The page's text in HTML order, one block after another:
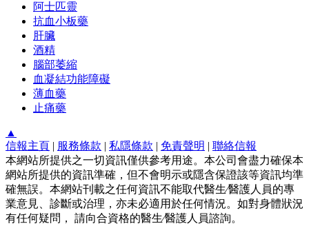
阿士匹靈
抗血小板藥
肝臟
酒精
腦部萎縮
血凝結功能障礙
薄血藥
止痛藥
▲
信報主頁 | 服務條款 | 私隱條款 | 免責聲明 | 聯絡信報
本網站所提供之一切資訊僅供參考用途。本公司會盡力確保本
網站所提供的資訊準確，但不會明示或隱含保證該等資訊均準
確無誤。本網站刊載之任何資訊不能取代醫生∕醫護人員的專
業意見、診斷或治理，亦未必適用於任何情況。如對身體狀況
有任何疑問， 請向合資格的醫生∕醫護人員諮詢。